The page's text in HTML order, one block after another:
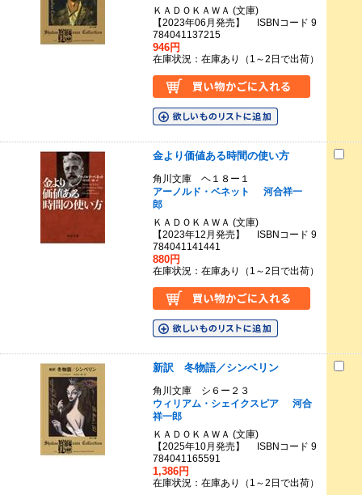
ＫＡＤＯＫＡＷＡ (文庫)
【2023年06月発売】 ISBNコード 9
784041137215
946円
在庫状況：在庫あり（1～2日で出荷）
金より価値ある時間の使い方
角川文庫 ヘ１８ー１
アーノルド・ベネット
河合祥一
郎
ＫＡＤＯＫＡＷＡ (文庫)
【2023年12月発売】 ISBNコード 9
784041141441
880円
在庫状況：在庫あり（1～2日で出荷）
新訳 冬物語／シンベリン
角川文庫 シ６ー２３
ウィリアム・シェイクスピア
河合
祥一郎
ＫＡＤＯＫＡＷＡ (文庫)
【2025年10月発売】 ISBNコード 9
784041165591
1,386円
在庫状況：在庫あり（1～2日で出荷）